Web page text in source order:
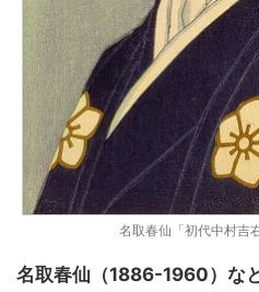
名取春仙「初代中村吉
名取春仙（1886-1960）な